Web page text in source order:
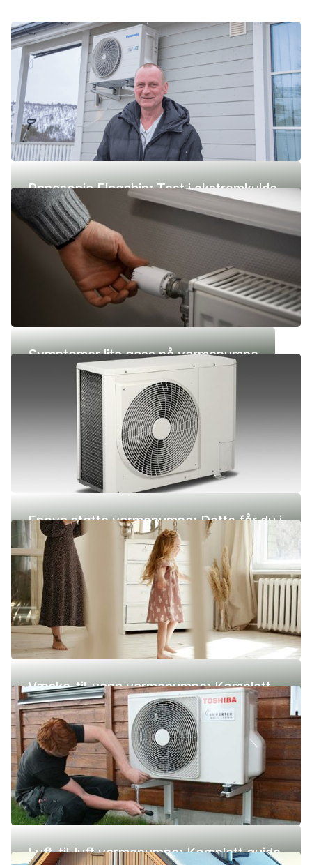
Panasonic Flagship: Test i ekstremkulde
(-42 °C)
Symptomer lite gass på varmepumpe
Enova støtte varmepumpe: Dette får du i
2026
Væske-til-vann varmepumpe: Komplett
guide (pris, fordeler og ulemper)
Luft-til-luft varmepumpe: Komplett guide